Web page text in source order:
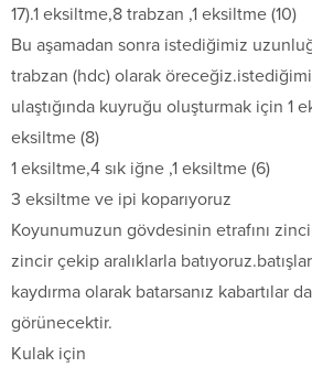
17).1 eksiltme,8 trabzan ,1 eksiltme (10)
Bu aşamadan sonra istediğimiz
trabzan (hdc) olarak
ulaştığında kuyruğu oluşturmak için 1
eksiltme (8)
1 eksiltme,4 sık iğne ,1 eksiltme (6)
3 eksiltme ve ipi koparıyoruz
Koyunumuzun gövdesinin etrafını
zincir çekip aralıklarla
kaydırma olarak batarsanız kabartılar
görünecektir.
Kulak için